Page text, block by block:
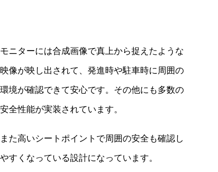
モニターには合成画像で真上から捉えたような
映像が映し出されて、発進時や駐車時に周囲の
環境が確認できて安心です。その他にも多数の
安全性能が実装されています。
また高いシートポイントで周囲の安全も確認し
やすくなっている設計になっています。